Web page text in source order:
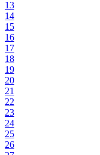
13
14
15
16
17
18
19
20
21
22
23
24
25
26